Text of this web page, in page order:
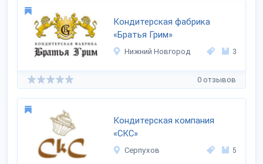
Кондитерская фабрика
«Братья Грим»
Нижний Новгород 3
0 отзывов
Кондитерская компания
«СКС»
Серпухов 5